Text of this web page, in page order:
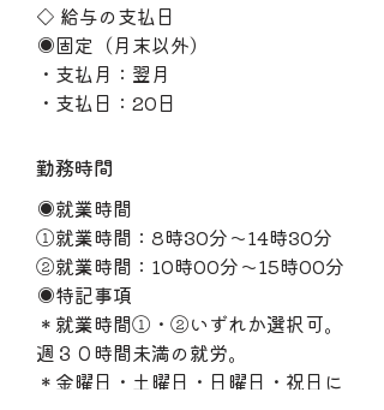
◇ 給与の支払日
◉固定（月末以外）
・支払月：翌月
・支払日：20日
勤務時間
◉就業時間
①就業時間：8時30分〜14時30分
②就業時間：10時00分〜15時00分
◉特記事項
＊就業時間①・②いずれか選択可。
週３０時間未満の就労。
＊金曜日・土曜日・日曜日・祝日に